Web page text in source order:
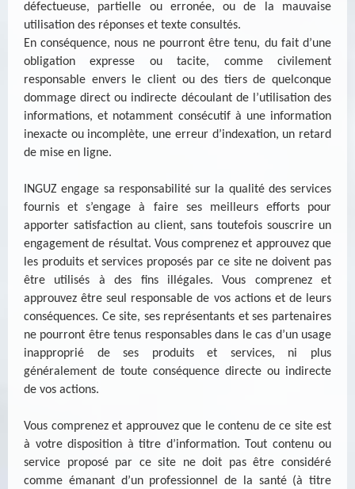
défectueuse, partielle ou erronée, ou de la mauvaise
utilisation des réponses et texte consultés.
En conséquence, nous ne pourront être tenu, du fait d’une
obligation expresse ou tacite, comme civilement
responsable envers le client ou des tiers de quelconque
dommage direct ou indirecte découlant de l’utilisation des
informations, et notamment consécutif à une information
inexacte ou incomplète, une erreur d’indexation, un retard
de mise en ligne.
INGUZ engage sa responsabilité sur la qualité des services
fournis et s’engage à faire ses meilleurs efforts pour
apporter satisfaction au client, sans toutefois souscrire un
engagement de résultat. Vous comprenez et approuvez que
les produits et services proposés par ce site ne doivent pas
être utilisés à des fins illégales. Vous comprenez et
approuvez être seul responsable de vos actions et de leurs
conséquences. Ce site, ses représentants et ses partenaires
ne pourront être tenus responsables dans le cas d’un usage
inapproprié de ses produits et services, ni plus
généralement de toute conséquence directe ou indirecte
de vos actions.
Vous comprenez et approuvez que le contenu de ce site est
à votre disposition à titre d’information. Tout contenu ou
service proposé par ce site ne doit pas être considéré
comme émanant d’un professionnel de la santé (à titre